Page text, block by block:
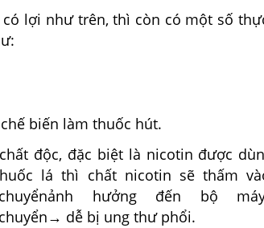
lợi như trên, thì còn có một số
biến làm thuốc hút.
độc, đặc biệt là nicotin được
lá thì chất nicotin sẽ thấm
ảnh hưởng đến bộ
→ dễ bị ung thư phổi.